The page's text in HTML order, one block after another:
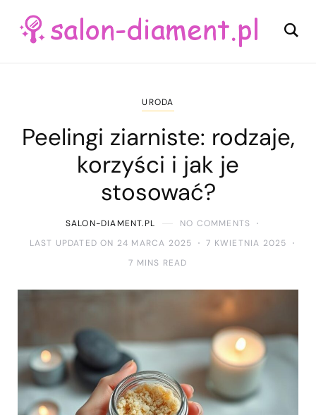
URODA
Peelingi ziarniste: rodzaje,
korzyści i jak je
stosować?
SALON-DIAMENT.PL
NO COMMENTS
LAST UPDATED ON 24 MARCA 2025
7 KWIETNIA 2025
7 MINS READ